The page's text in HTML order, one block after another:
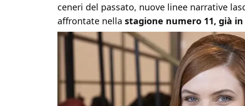
ceneri del passato, nuove linee narrative
affrontate nella stagione numero 11, già